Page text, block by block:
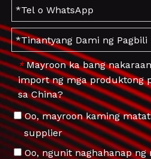
* Mayroon ka bang
import ng mga produktong
sa China?
Oo, mayroon kaming
supplier
Oo, ngunit naghahanap ng